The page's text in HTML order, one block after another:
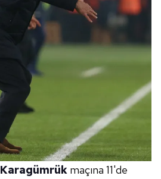
Karagümrük maçına 11'de